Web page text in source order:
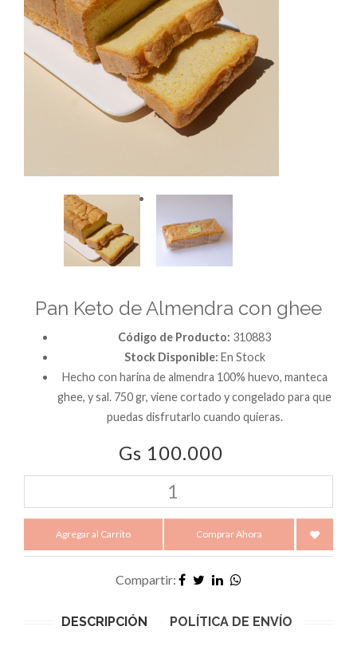
Pan Keto de Almendra con ghee
Código de Producto: 310883
Stock Disponible: En Stock
Hecho con harina de almendra 100% huevo, manteca
ghee, y sal. 750 gr, viene cortado y congelado para que
puedas disfrutarlo cuando quieras.
Gs 100.000
Agregar al Carrito Comprar Ahora
Compartir:
DESCRIPCIÓN POLÍTICA DE ENVÍO